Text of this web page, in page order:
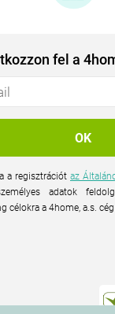
fel a
a regisztrációtaz
adatok
célokra a 4home, a.s.